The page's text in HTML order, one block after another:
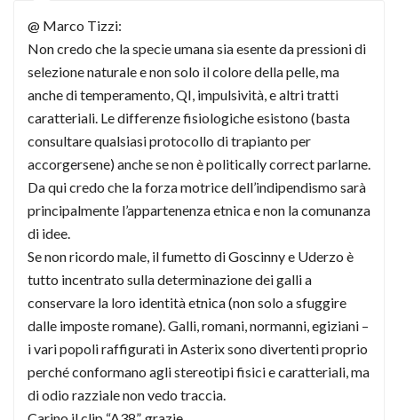
@ Marco Tizzi:
Non credo che la specie umana sia esente da pressioni di
selezione naturale e non solo il colore della pelle, ma
anche di temperamento, QI, impulsività, e altri tratti
caratteriali. Le differenze fisiologiche esistono (basta
consultare qualsiasi protocollo di trapianto per
accorgersene) anche se non è politically correct parlarne.
Da qui credo che la forza motrice dell’indipendismo sarà
principalmente l’appartenenza etnica e non la comunanza
di idee.
Se non ricordo male, il fumetto di Goscinny e Uderzo è
tutto incentrato sulla determinazione dei galli a
conservare la loro identità etnica (non solo a sfuggire
dalle imposte romane). Galli, romani, normanni, egiziani –
i vari popoli raffigurati in Asterix sono divertenti proprio
perché conformano agli stereotipi fisici e caratteriali, ma
di odio razziale non vedo traccia.